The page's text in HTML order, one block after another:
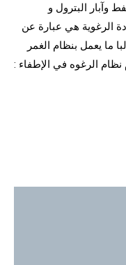
وآبار البترول و
الرغوية هي عبارة عن
ما يعمل بنظام الغمر
نظام الرغوه في الإطفاء :